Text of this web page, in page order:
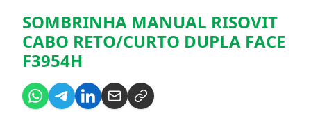
SOMBRINHA MANUAL RISOVIT
CABO RETO/CURTO DUPLA FACE
F3954H